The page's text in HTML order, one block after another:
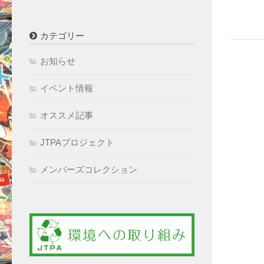
カテゴリー
お知らせ
イベント情報
オススメ記事
JTPAプロジェクト
メンバーズコレクション